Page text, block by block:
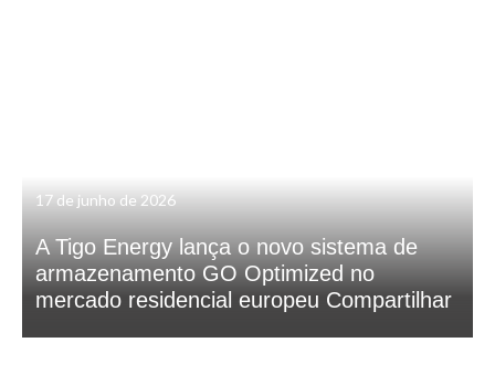
17 de junho de 2026
A Tigo Energy lança o novo sistema de
armazenamento GO Optimized no
mercado residencial europeu Compartilhar